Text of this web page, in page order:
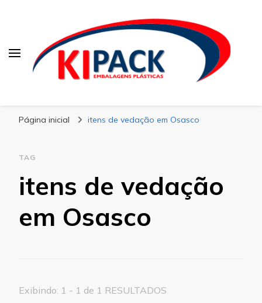
Página inicial itens de vedação em Osasco
TAG
itens de vedação
em Osasco
Exibindo: 1 - 1 de 1 RESULTADOS